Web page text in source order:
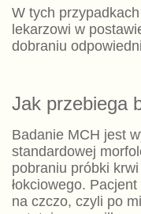
W tych
lekarzowi w
dobraniu
Jak przebiega
Badanie MCH jest
standardowej
pobraniu próbki
łokciowego.
na czczo, czyli po